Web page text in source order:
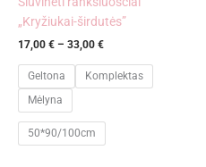
„Kryžiukai-širdutės”
17,00 € – 33,00 €
Geltona
Komplektas
Mėlyna
50*90/100cm